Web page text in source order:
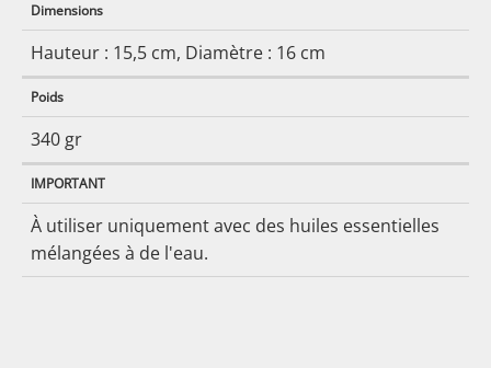
Dimensions
Hauteur : 15,5 cm, Diamètre : 16 cm
Poids
340 gr
IMPORTANT
À utiliser uniquement avec des huiles essentielles
mélangées à de l'eau.